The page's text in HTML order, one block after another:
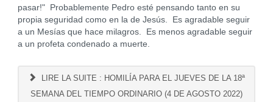
pasar!" Probablemente Pedro esté pensando tanto en su
propia seguridad como en la de Jesús. Es agradable seguir
a un Mesías que hace milagros. Es menos agradable seguir
a un profeta condenado a muerte.
LIRE LA SUITE : HOMILÍA PARA EL JUEVES DE LA 18ª
SEMANA DEL TIEMPO ORDINARIO (4 DE AGOSTO 2022)